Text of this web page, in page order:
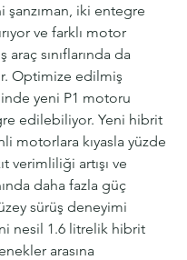
şanzıman, iki entegre
ve farklı motor
sınıflarında da
Optimize edilmiş
yeni P1 motoru
edilebiliyor. Yeni hibrit
motorlara kıyasla yüzde
verimliliği artışı ve
daha fazla güç
sürüş deneyimi
nesil 1.6 litrelik hibrit
arasına